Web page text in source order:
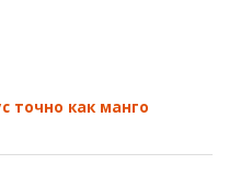
точно как манго